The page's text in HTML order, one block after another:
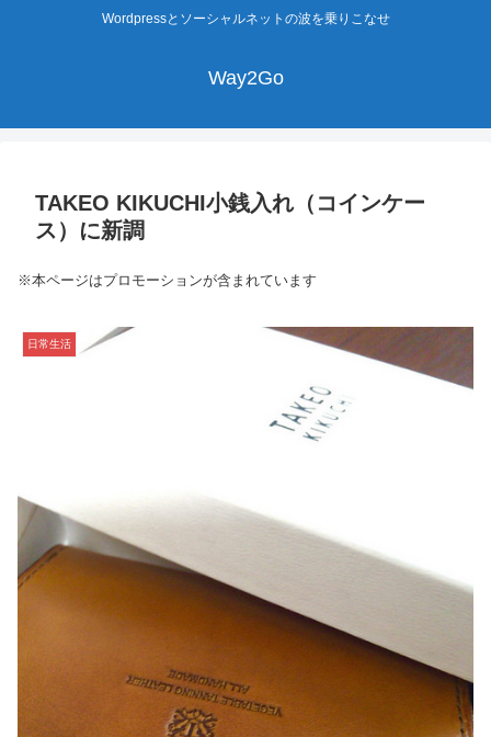
Wordpressとソーシャルネットの波を乗りこなせ
Way2Go
TAKEO KIKUCHI小銭入れ（コインケー
ス）に新調
※本ページはプロモーションが含まれています
日常生活